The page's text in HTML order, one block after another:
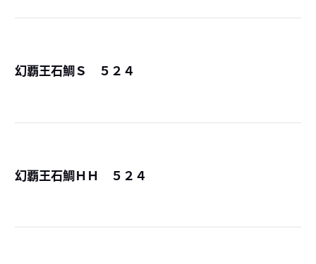
幻覇王石鯛Ｓ ５２４
幻覇王石鯛ＨＨ ５２４